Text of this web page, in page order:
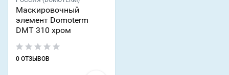
Маскировочный
элемент Domoterm
DMT 310 хром
0 ОТЗЫВОВ